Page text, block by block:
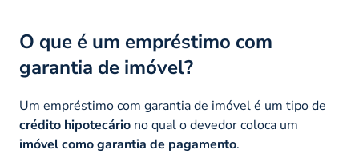
O que é um empréstimo com
garantia de imóvel?
Um empréstimo com garantia de imóvel é um tipo de
crédito hipotecário no qual o devedor coloca um
imóvel como garantia de pagamento.